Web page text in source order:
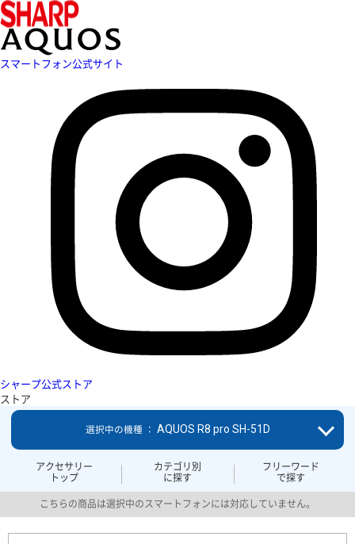
スマートフォン公式サイト
シャープ公式ストア
ストア
アクセサリー
トップ
カテゴリ別
に探す
フリーワード
で探す
選択中の機種 ： AQUOS R8 pro SH-51D
こちらの商品は選択中のスマートフォンには対応していません。